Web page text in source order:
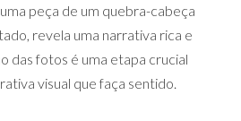
peça de um quebra-cabeça
revela uma narrativa rica e
das fotos é uma etapa crucial
visual que faça sentido.